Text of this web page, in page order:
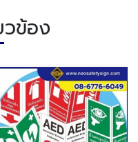
ข้อง